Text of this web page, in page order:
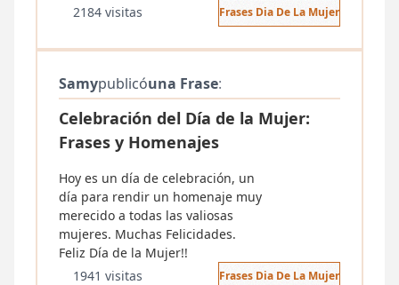
2184 visitas
Frases Dia De La Mujer
Samypublicóuna Frase:
Celebración del Día de la Mujer:
Frases y Homenajes
Hoy es un día de celebración, un
día para rendir un homenaje muy
merecido a todas las valiosas
mujeres. Muchas Felicidades.
Feliz Día de la Mujer!!
1941 visitas
Frases Dia De La Mujer